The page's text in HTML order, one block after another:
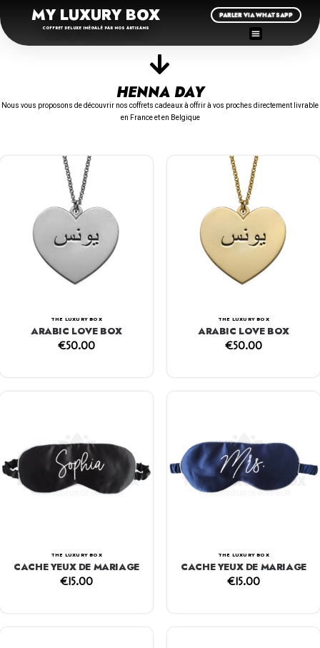
MY LUXURY BOX
COFFRET DELUXE INÉGALÉ PAR NOS ARTISANS
PARLER VIA WHATSAPP
HENNA DAY
Nous vous proposons de découvrir nos coffrets cadeaux à offrir à vos proches directement livrable
en France et en Belgique
THE LUXURY BOX
ARABIC LOVE BOX
€50.00
THE LUXURY BOX
ARABIC LOVE BOX
€50.00
THE LUXURY BOX
CACHE YEUX DE MARIAGE
€15.00
THE LUXURY BOX
CACHE YEUX DE MARIAGE
€15.00